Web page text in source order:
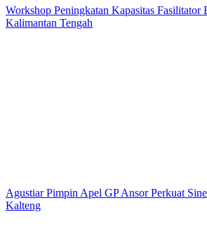
Workshop Peningkatan Kapasitas Fasilitator
Kalimantan Tengah
Agustiar Pimpin Apel GP Ansor Perkuat
Kalteng